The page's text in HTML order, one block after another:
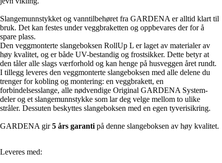
Slangemunnstykket og vanntilbehøret fra GARDENA er alltid klart til
bruk. Det kan festes under veggbraketten og oppbevares der for å
spare plass.
Den veggmonterte slangeboksen RollUp L er laget av materialer av
høy kvalitet, og er både UV-bestandig og frostsikker. Dette betyr at
den tåler alle slags værforhold og kan henge på husveggen året rundt.
I tillegg leveres den veggmonterte slangeboksen med alle delene du
trenger for kobling og montering: en veggbrakett, en
forbindelsesslange, alle nødvendige Original GARDENA System-
deler og et slangemunnstykke som lar deg velge mellom to ulike
stråler. Dessuten beskyttes slangeboksen med en egen tyverisikring.
GARDENA gir5 års garanti på denne slangeboksen av høy kvalitet.
Leveres med: